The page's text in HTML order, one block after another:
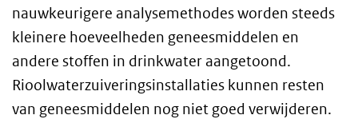
nauwkeurigere analysemethodes worden steeds
kleinere hoeveelheden geneesmiddelen en
andere stoffen in drinkwater aangetoond.
Rioolwaterzuiveringsinstallaties kunnen resten
van geneesmiddelen nog niet goed verwijderen.